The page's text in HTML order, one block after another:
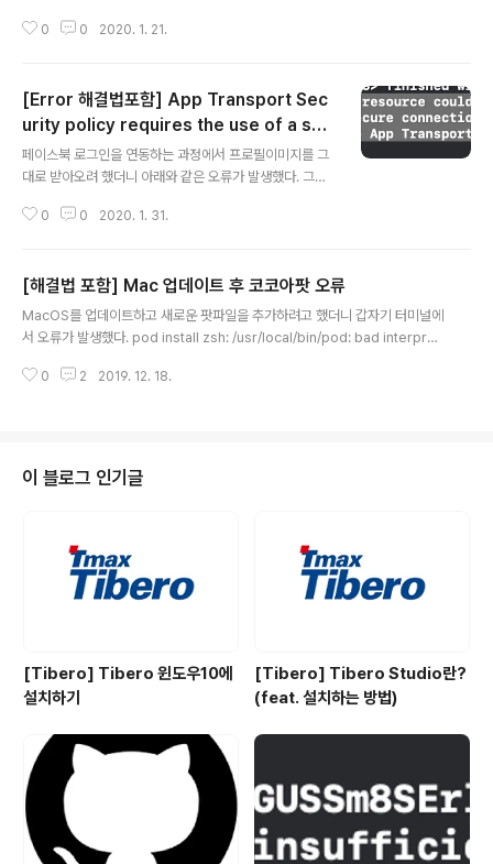
0 0 2020. 1. 21.
[Error 해결법포함] App Transport Sec
urity policy requires the use of a sec
ure connection
페이스북 로그인을 연동하는 과정에서 프로필이미지를 그
대로 받아오려 했더니 아래와 같은 오류가 발생했다. 그래
Setting에서 Allow Arbitrary Loads를 YES로 설정해
0 0 2020. 1. 31.
[해결법 포함] Mac 업데이트 후 코코아팟 오류
MacOS를 업데이트하고 새로운 팟파일을 추가하려고 했더니 갑자기 터미널에
서 오류가 발생했다. pod install zsh: /usr/local/bin/pod: bad interpret
sr/bin/ruby: no such file or directory 열심히 구글링해서 찾아본 결과 su
0 2 2019. 12. 18.
이 블로그 인기글
[Tibero] Tibero 윈도우10에
설치하기
[Tibero] Tibero Studio란?
(feat. 설치하는 방법)